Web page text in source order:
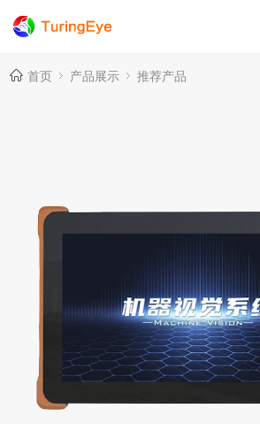
首页 产品展示 推荐产品